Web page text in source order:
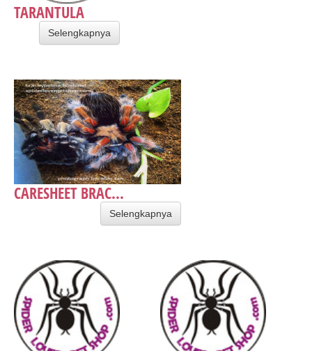
TARANTULA
Selengkapnya
CARESHEET BRAC...
Selengkapnya